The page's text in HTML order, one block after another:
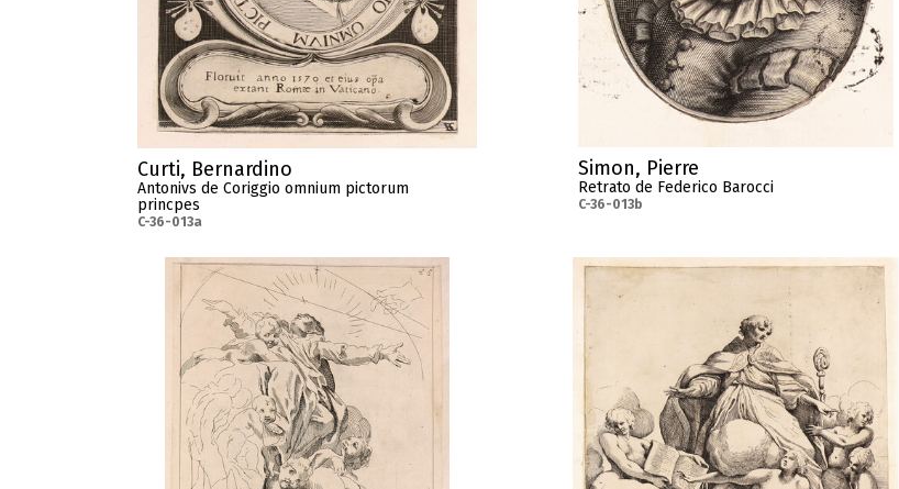
Curti, Bernardino
Antonivs de Coriggio omnium pictorum
princpes
C-36-013a
Simon, Pierre
Retrato de Federico Barocci
C-36-013b